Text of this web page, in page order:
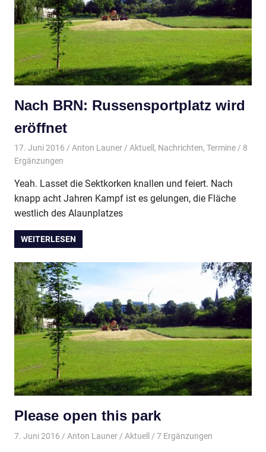
Nach BRN: Russensportplatz wird
eröffnet
17. Juni 2016 Anton Launer Aktuell , Nachrichten, Termine/ 8
Ergänzungen
Yeah. Lasset die Sektkorken knallen und feiert. Nach
knapp acht Jahren Kampf ist es gelungen, die Fläche
westlich des Alaunplatzes
WEITERLESEN
Please open this park
7. Juni 2016 Anton Launer Aktuell / 7 Ergänzungen